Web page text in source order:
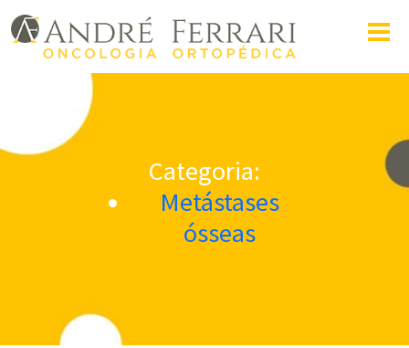
Categoria:
Metástases
ósseas